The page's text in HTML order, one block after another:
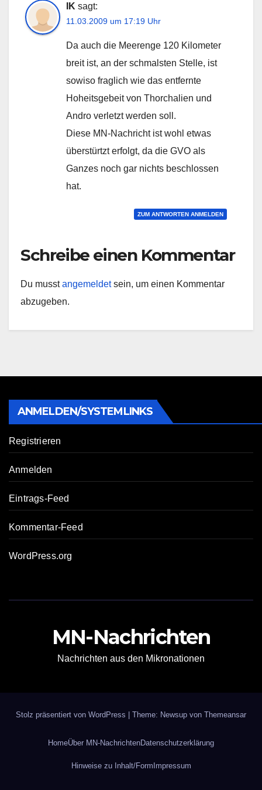
IK sagt:
11.03.2009 um 17:19 Uhr
Da auch die Meerenge 120 Kilometer
breit ist, an der schmalsten Stelle, ist
sowiso fraglich wie das entfernte
Hoheitsgebeit von Thorchalien und
Andro verletzt werden soll.
Diese MN-Nachricht ist wohl etwas
überstürtzt erfolgt, da die GVO als
Ganzes noch gar nichts beschlossen
hat.
ZUM ANTWORTEN ANMELDEN
Schreibe einen Kommentar
Du musstangemeldetsein, um einen Kommentar
abzugeben.
ANMELDEN/SYSTEMLINKS
Registrieren
Anmelden
Eintrags-Feed
Kommentar-Feed
WordPress.org
MN-Nachrichten
Nachrichten aus den Mikronationen
Stolz präsentiert von WordPress Theme: Newsup von Themeansar
HomeÜber MN-NachrichtenDatenschutzerklärung
Hinweise zu Inhalt/Form Impressum